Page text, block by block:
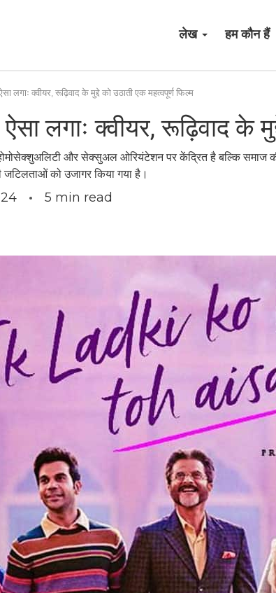
लेख हम कौन हैं
लगाः क्वीयर, रूढ़िवाद के मुद्दे को उठाती एक महत्वपूर्ण फिल्म
लगाः क्वीयर, रूढ़िवाद के
और सेक्सुअल ओरियंटेशन पर केंद्रित है बल्कि समाज
को उजागर किया गया है।
5 min read